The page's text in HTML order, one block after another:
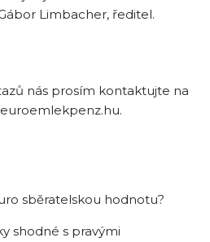
Limbacher, ředitel.
nás prosím kontaktujte na
sběratelskou hodnotu?
shodné s pravými